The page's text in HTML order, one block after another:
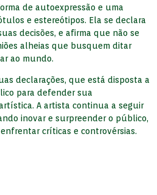
de autoexpressão e uma
e estereótipos. Ela se declara
decisões, e afirma que não se
alheias que busquem ditar
ao mundo.
declarações, que está disposta a
para defender sua
A artista continua a seguir
inovar e surpreender o público,
críticas e controvérsias.